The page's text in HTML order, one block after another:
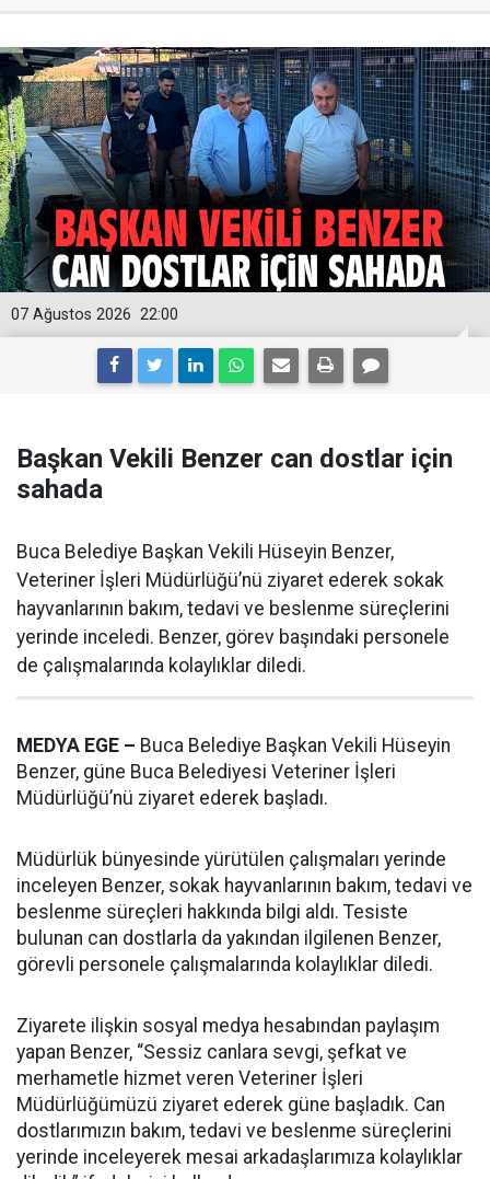
22:00
07 Ağustos 2026
Başkan Vekili Benzer can dostlar için
sahada
Buca Belediye Başkan Vekili Hüseyin Benzer,
Veteriner İşleri Müdürlüğü’nü ziyaret ederek sokak
hayvanlarının bakım, tedavi ve beslenme süreçlerini
yerinde inceledi. Benzer, görev başındaki personele
de çalışmalarında kolaylıklar diledi.
MEDYA EGE – Buca Belediye Başkan Vekili Hüseyin
Benzer, güne Buca Belediyesi Veteriner İşleri
Müdürlüğü’nü ziyaret ederek başladı.
Müdürlük bünyesinde yürütülen çalışmaları yerinde
inceleyen Benzer, sokak hayvanlarının bakım, tedavi ve
beslenme süreçleri hakkında bilgi aldı. Tesiste
bulunan can dostlarla da yakından ilgilenen Benzer,
görevli personele çalışmalarında kolaylıklar diledi.
Ziyarete ilişkin sosyal medya hesabından paylaşım
yapan Benzer, “Sessiz canlara sevgi, şefkat ve
merhametle hizmet veren Veteriner İşleri
Müdürlüğümüzü ziyaret ederek güne başladık. Can
dostlarımızın bakım, tedavi ve beslenme süreçlerini
yerinde inceleyerek mesai arkadaşlarımıza kolaylıklar